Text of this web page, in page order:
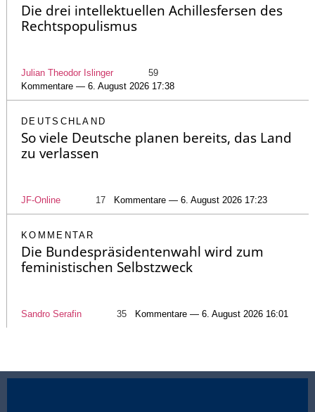
Die drei intellektuellen Achillesfersen des
Rechtspopulismus
Julian Theodor Islinger
59
Kommentare — 6. August 2026 17:38
DEUTSCHLAND
So viele Deutsche planen bereits, das Land
zu verlassen
JF-Online 17 Kommentare — 6. August 2026 17:23
KOMMENTAR
Die Bundespräsidentenwahl wird zum
feministischen Selbstzweck
Sandro Serafin 35 Kommentare — 6. August 2026 16:01